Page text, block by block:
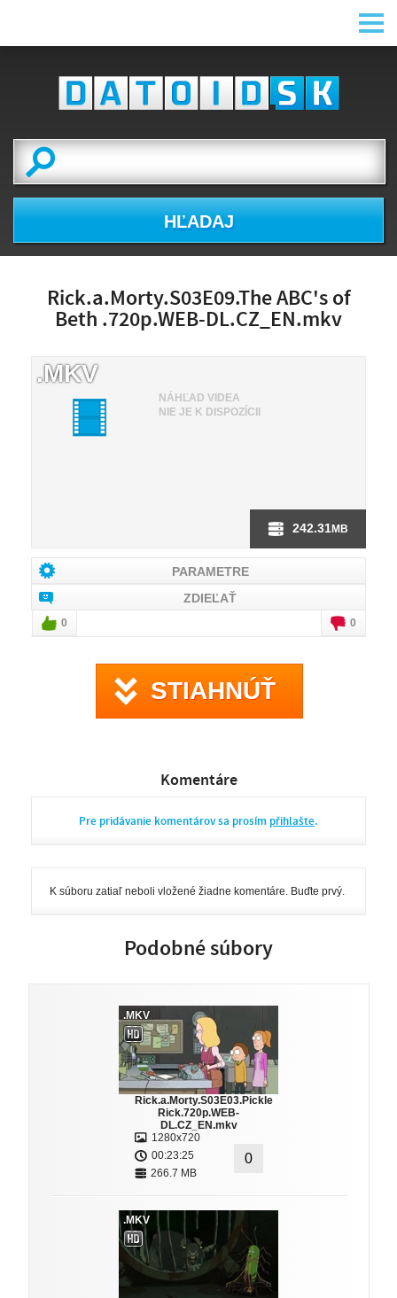
HĽADAJ
Rick.a.Morty.S03E09.The ABC's of
Beth .720p.WEB-DL.CZ_EN.mkv
NÁHĽAD VIDEA
NIE JE K DISPOZÍCII
242.31MB
.MKV
PARAMETRE
ZDIEĽAŤ
0 0
STIAHNÚŤ
Komentáre
Pre pridávanie komentárov sa prosím přihlašte.
K súboru zatiaľ neboli vložené žiadne komentáre. Buďte prvý.
Podobné súbory
.MKV
Rick.a.Morty.S03E03.Pickle
Rick.720p.WEB-
DL.CZ_EN.mkv
1280x720
00:23:25
266.7 MB
0
.MKV